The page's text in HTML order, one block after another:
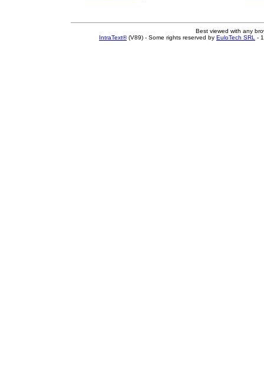
Best viewed with any
IntraText®(V89) - Some rights reserved by EuloTech SRL -